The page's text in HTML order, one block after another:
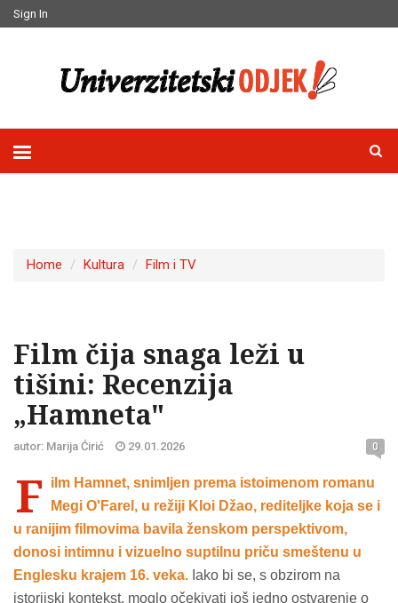
Sign In
Home Kultura Film i TV
Film čija snaga leži u
tišini: Recenzija
„Hamneta"
autor: Marija Ćirić 29.01.2026 0
F
ilm Hamnet, snimljen prema istoimenom romanu
Megi O'Farel, u režiji Kloi Džao, rediteljke koja se i
u ranijim filmovima bavila ženskom perspektivom,
donosi intimnu i vizuelno suptilnu priču smeštenu u
Englesku krajem 16. veka. Iako bi se, s obzirom na
istorijski kontekst, moglo očekivati još jedno ostvarenje o